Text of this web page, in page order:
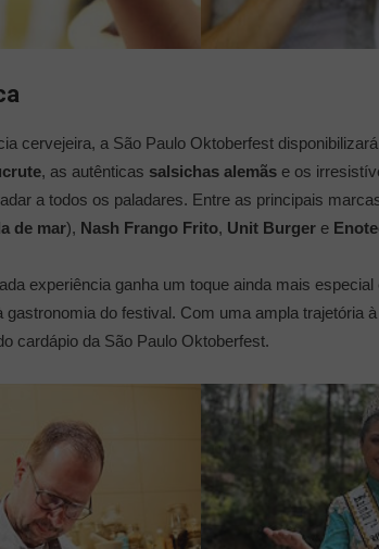
cervejeira, a São Paulo Oktoberfest
, as autênticas salsichas alemãs e os
a todos os paladares. Entre as principais
de mar), Nash Frango Frito, Unit Burger e
experiência ganha um toque ainda mais
gastronomia do festival. Com uma ampla trajetória
cardápio da São Paulo Oktoberfest.